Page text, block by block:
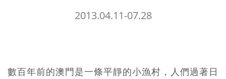
2013.04.11-07.28
數百年前的澳門是一條平靜的小漁村，人們過著日